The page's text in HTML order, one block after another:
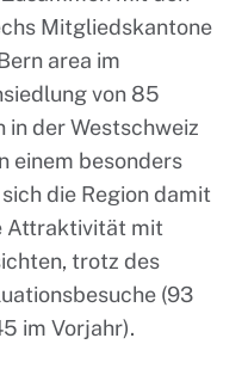
Mitgliedskantone
area im
von 85
in der Westschweiz
einem besonders
die Region damit
Attraktivität mit
trotz des
(93
im Vorjahr).